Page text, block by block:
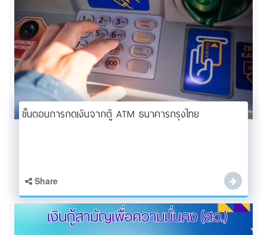
ขั้นตอนการกดเงินจากตู้ ATM ธนาคารกรุงไทย
Share